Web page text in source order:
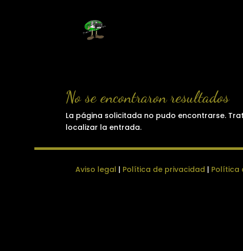
No se encontraron resultados
La página solicitada no pudo encontrarse.
localizar la entrada.
Aviso legal | Política de privacidad | Política